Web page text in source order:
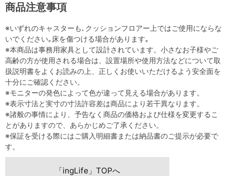
商品注意事項
※いずれのキャスターも､クッションフロアー上ではご使用にならな
いでください｡床を傷つける場合があります｡
※本商品は事務用家具として設計されています。小さなお子様やご
高齢の方が使用される場合は、設置場所や使用方法などについて取
扱説明書をよくお読みの上、正しくお使いいただけるよう安全面を
十分にご確認ください。
※モニターの発色によって色が違って見える場合があります。
※表示寸法と実寸の寸法許容差は商品により若干異なります。
※諸般の事情により、予告なく商品の価格および仕様を変更するこ
とがありますので、あらかじめご了承ください。
※保証を受ける際にはご購入明細書または納品書のご提示が必要で
す。
「ingLife」TOPへ